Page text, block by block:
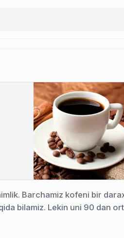
Barchamiz kofeni bir
bilamiz. Lekin uni 90 dan